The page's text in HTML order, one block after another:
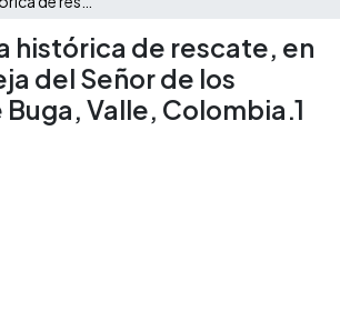
histórica de rescate, en
del Señor de los
Valle, Colombia.1